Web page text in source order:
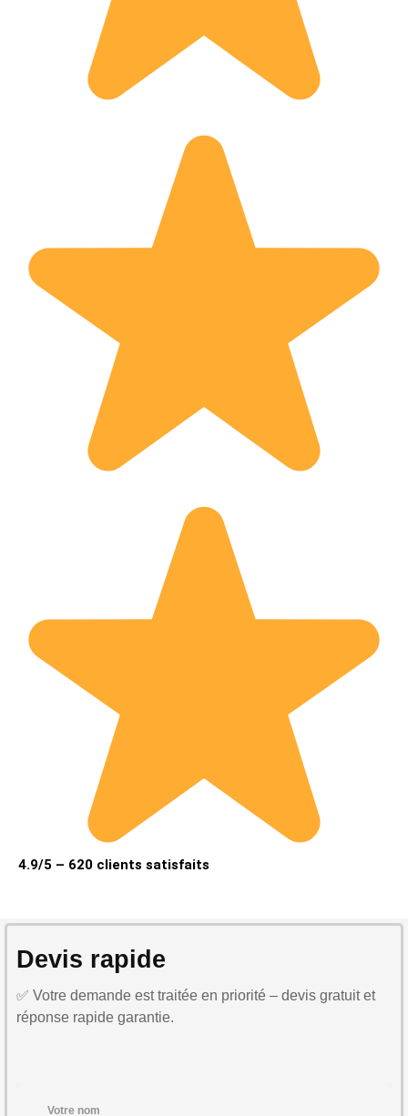
4.9/5 – 620 clients satisfaits
Devis rapide
✅ Votre demande est traitée en priorité – devis gratuit et
réponse rapide garantie.
Votre nom